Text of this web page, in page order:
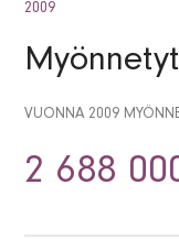
2009
VUONNA 2009
2 688